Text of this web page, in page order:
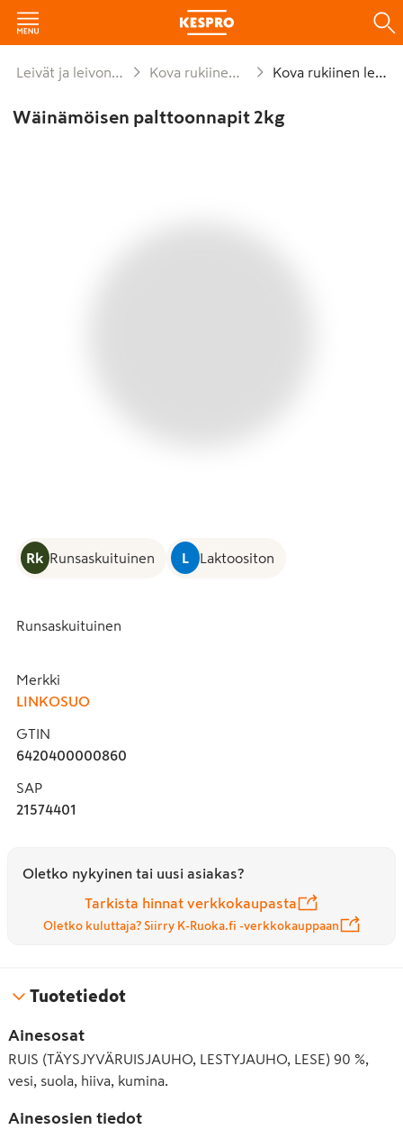
Leivät ja leivonnaiset Kova rukiinen leipä Kova rukiinen leipä
Wäinämöisen palttoonnapit 2kg
Rk Runsaskuituinen L Laktoositon
Runsaskuituinen
Merkki
LINKOSUO
GTIN
6420400000860
SAP
21574401
Oletko nykyinen tai uusi asiakas?
Tarkista hinnat verkkokaupasta
Oletko kuluttaja? Siirry K-Ruoka.fi -verkkokauppaan
Tuotetiedot
Ainesosat
RUIS (TÄYSJYVÄRUISJAUHO, LESTYJAUHO, LESE) 90 %,
vesi, suola, hiiva, kumina.
Ainesosien tiedot